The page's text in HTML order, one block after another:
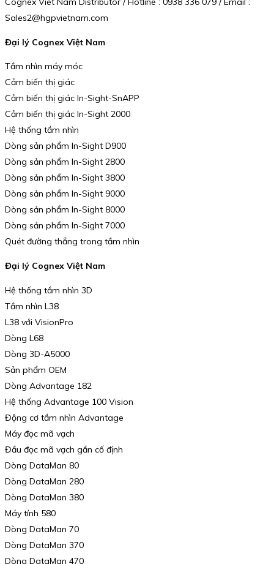
Sales2@hgpvietnam.com
Đại lý Cognex Việt Nam
Tầm nhìn máy móc
Cảm biến thị giác
Cảm biến thị giác In-Sight-SnAPP
Cảm biến thị giác In-Sight 2000
Hệ thống tầm nhìn
Dòng sản phẩm In-Sight D900
Dòng sản phẩm In-Sight 2800
Dòng sản phẩm In-Sight 3800
Dòng sản phẩm In-Sight 9000
Dòng sản phẩm In-Sight 8000
Dòng sản phẩm In-Sight 7000
Quét đường thẳng trong tầm nhìn
Đại lý Cognex Việt Nam
Hệ thống tầm nhìn 3D
Tầm nhìn L38
L38 với VisionPro
Dòng L68
Dòng 3D-A5000
Sản phẩm OEM
Dòng Advantage 182
Hệ thống Advantage 100 Vision
Động cơ tầm nhìn Advantage
Máy đọc mã vạch
Đầu đọc mã vạch gắn cố định
Dòng DataMan 80
Dòng DataMan 280
Dòng DataMan 380
Máy tính 580
Dòng DataMan 70
Dòng DataMan 370
Dòng DataMan 470